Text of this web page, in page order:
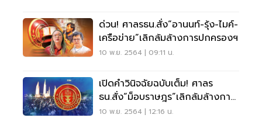
ด่วน! ศาลรธน.สั่ง“อานนท์-รุ้ง-ไมค์-
เครือข่าย”เลิกล้มล้างการปกครองฯ
10 พ.ย. 2564 | 09:11 น.
เปิดคำวินิจฉัยฉบับเต็ม! ศาลร
ธน.สั่ง“ม็อบราษฎร”เลิกล้มล้างการ
ปกครองฯ
10 พ.ย. 2564 | 12:16 น.